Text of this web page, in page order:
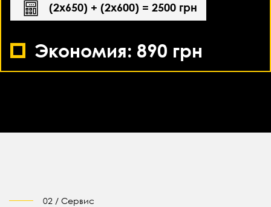
(2х650) + (2х600) = 2500 грн
Экономия: 890 грн
02 / Сервис